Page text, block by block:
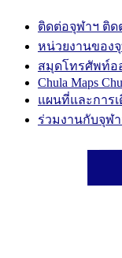
ติดต่อจุฬาฯ ติด
หน่วยงานของ
สมุดโทรศัพท์อ
Chula Maps
แผนที่และการ
ร่วมงานกับจุฬ